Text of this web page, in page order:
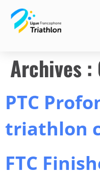
Archives :
PTC
triathlon
FTC